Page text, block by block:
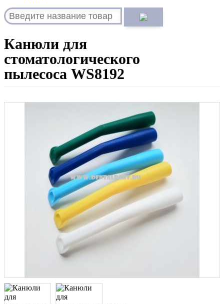
Канюли для
стоматологического
пылесоса WS8192